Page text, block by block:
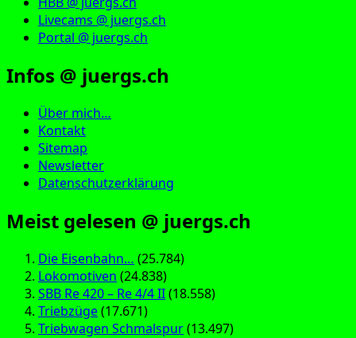
Livecams @ juergs.ch
Portal @ juergs.ch
Infos @ juergs.ch
Über mich…
Kontakt
Sitemap
Newsletter
Datenschutzerklärung
Meist gelesen @ juergs.ch
Die Eisenbahn… (25.784)
Lokomotiven (24.838)
SBB Re 420 – Re 4/4 II(18.558)
Triebzüge(17.671)
Triebwagen Schmalspur(13.497)